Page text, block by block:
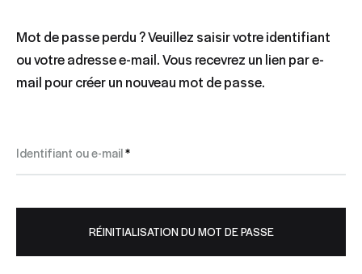
Mot de passe perdu ? Veuillez saisir votre identifiant
ou votre adresse e-mail. Vous recevrez un lien par e-
mail pour créer un nouveau mot de passe.
Identifiant ou e-mail*Obligatoire
RÉINITIALISATION DU MOT DE PASSE